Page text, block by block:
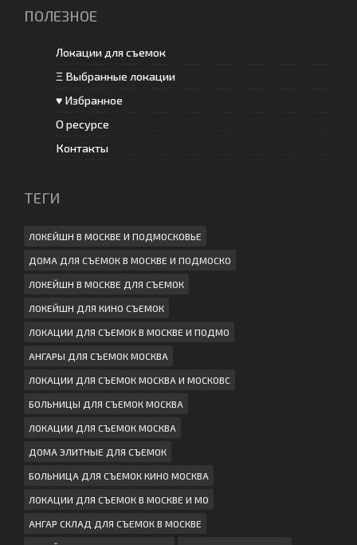
ПОЛЕЗНОЕ
Локации для съемок
Ξ Выбранные локации
♥ Избранное
О ресурсе
Контакты
ТЕГИ
ЛОКЕЙШН В МОСКВЕ И ПОДМОСКОВЬЕ
ДОМА ДЛЯ СЪЕМОК В МОСКВЕ И ПОДМОСКО
ЛОКЕЙШН В МОСКВЕ ДЛЯ СЪЕМОК
ЛОКЕЙШН ДЛЯ КИНО СЪЕМОК
ЛОКАЦИИ ДЛЯ СЪЕМОК В МОСКВЕ И ПОДМО
АНГАРЫ ДЛЯ СЪЕМОК МОСКВА
ЛОКАЦИИ ДЛЯ СЪЕМОК МОСКВА И МОСКОВС
БОЛЬНИЦЫ ДЛЯ СЪЕМОК МОСКВА
ЛОКАЦИИ ДЛЯ СЪЕМОК МОСКВА
ДОМА ЭЛИТНЫЕ ДЛЯ СЪЕМОК
БОЛЬНИЦА ДЛЯ СЪЕМОК КИНО МОСКВА
ЛОКАЦИИ ДЛЯ СЪЕМОК В МОСКВЕ И МО
АНГАР СКЛАД ДЛЯ СЪЕМОК В МОСКВЕ